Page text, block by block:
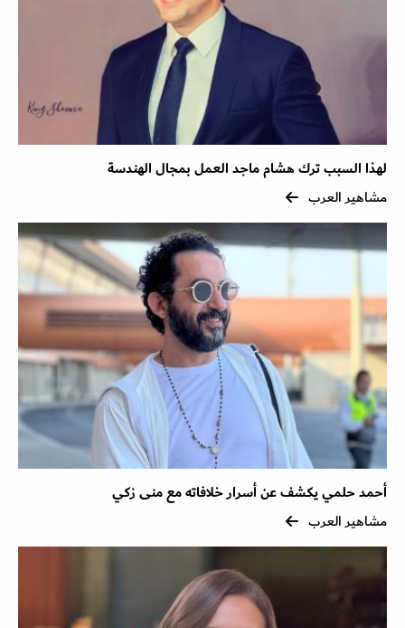
لهذا السبب ترك هشام ماجد العمل بمجال الهندسة
مشاهير العرب
أحمد حلمي يكشف عن أسرار خلافاته مع منى زكي
مشاهير العرب